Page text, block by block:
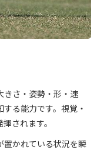
きさ・姿勢・形・速
る能力です。視覚・
されます。
置かれている状況を瞬